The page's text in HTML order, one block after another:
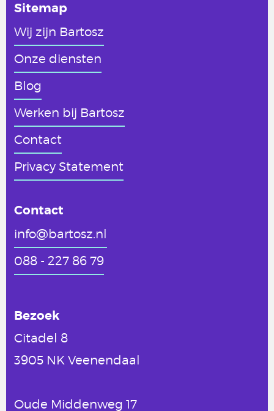
Sitemap
Wij zijn Bartosz
Onze diensten
Blog
Werken bij Bartosz
Contact
Privacy Statement
Contact
info@bartosz.nl
088 - 227 86 79
Bezoek
Citadel 8
3905 NK Veenendaal
Oude Middenweg 17